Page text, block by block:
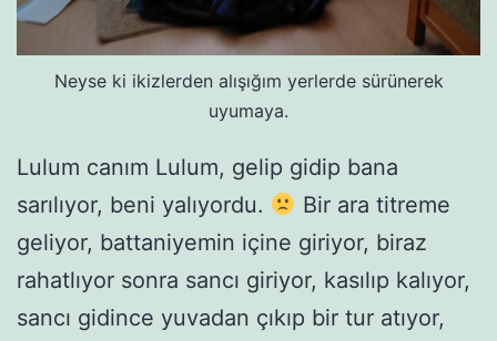
Neyse ki ikizlerden alışığım yerlerde sürünerek
uyumaya.
Lulum canım Lulum, gelip gidip bana
sarılıyor, beni yalıyordu.
Bir ara titreme
geliyor, battaniyemin içine giriyor, biraz
rahatlıyor sonra sancı giriyor, kasılıp kalıyor,
sancı gidince yuvadan çıkıp bir tur atıyor,